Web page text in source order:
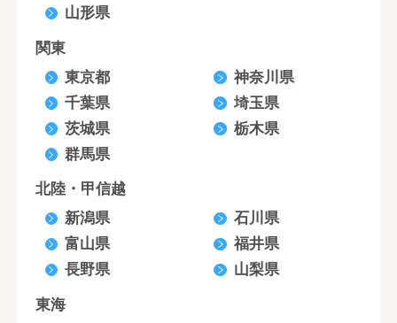
山形県
関東
東京都
神奈川県
千葉県
埼玉県
茨城県
栃木県
群馬県
北陸・甲信越
新潟県
石川県
富山県
福井県
長野県
山梨県
東海